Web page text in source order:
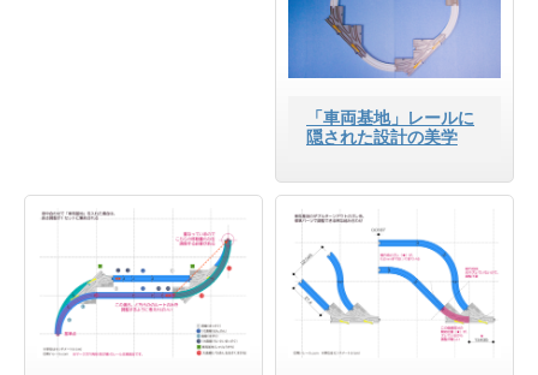
「車両基地」レールに
隠された設計の美学